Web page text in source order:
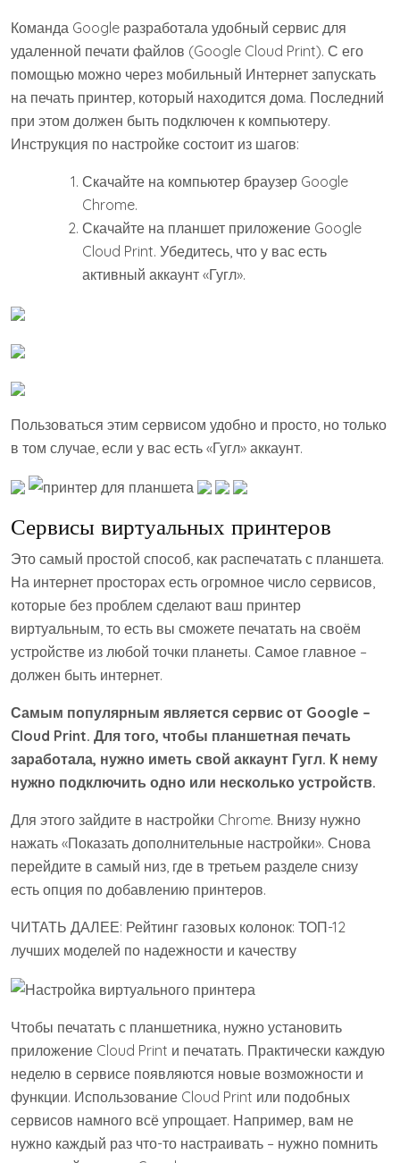
Команда Google разработала удобный сервис для
удаленной печати файлов (Google Cloud Print). С его
помощью можно через мобильный Интернет запускать
на печать принтер, который находится дома. Последний
при этом должен быть подключен к компьютеру.
Инструкция по настройке состоит из шагов:
Скачайте на компьютер браузер Google
Chrome.
Скачайте на планшет приложение Google
Cloud Print. Убедитесь, что у вас есть
активный аккаунт «Гугл».
Пользоваться этим сервисом удобно и просто, но только
в том случае, если у вас есть «Гугл» аккаунт.
Сервисы виртуальных принтеров
Это самый простой способ, как распечатать с планшета.
На интернет просторах есть огромное число сервисов,
которые без проблем сделают ваш принтер
виртуальным, то есть вы сможете печатать на своём
устройстве из любой точки планеты. Самое главное –
должен быть интернет.
Самым популярным является сервис от Google –
Cloud Print. Для того, чтобы планшетная печать
заработала, нужно иметь свой аккаунт Гугл. К нему
нужно подключить одно или несколько устройств.
Для этого зайдите в настройки Chrome. Внизу нужно
нажать «Показать дополнительные настройки». Снова
перейдите в самый низ, где в третьем разделе снизу
есть опция по добавлению принтеров.
ЧИТАТЬ ДАЛЕЕ: Рейтинг газовых колонок: ТОП-12
лучших моделей по надежности и качеству
Чтобы печатать с планшетника, нужно установить
приложение Cloud Print и печатать. Практически каждую
неделю в сервисе появляются новые возможности и
функции. Использование Cloud Print или подобных
сервисов намного всё упрощает. Например, вам не
нужно каждый раз что-то настраивать – нужно помнить